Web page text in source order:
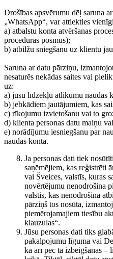
Drošības apsvērumu dēļ saruna
„WhatsApp“, var attiekties
a) atbalstu konta atvēršanas
procedūras posmus);
b) atbilžu sniegšanu uz klientu
Saruna ar datu pārziņu,
nesaturēs nekādas saites vai
uz:
a) jūsu līdzekļu atlikumu naudas
b) jebkādiem jautājumiem, kas
c) rīkojumu izvietošanu vai to
d) klienta personas datu maiņu
e) norādījumu iesniegšanu par
naudas konta.
Ja personas dati tiek
saņēmējiem, kas reģistrēti
vai Šveices, valstīs, kuras
novērtējumu nenodrošina
valstis, kas nenodrošina
pārziņš tos nosūta,
piemērojamajiem tiesību
klauzulas“.
Jūsu personas dati tiks
pakalpojumu līguma vai
kā arī pēc tā izbeigšanas –